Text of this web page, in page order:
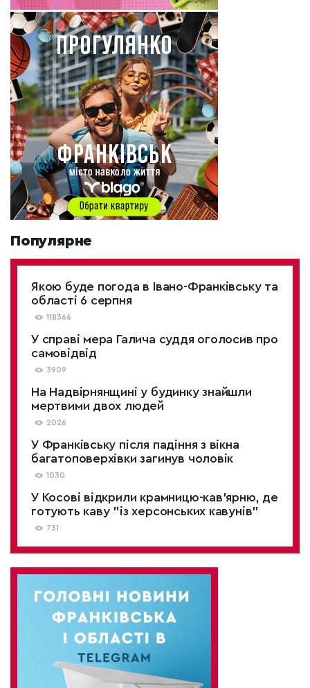
Популярне
Якою буде погода в Івано-Франківську та
області 6 серпня
118366
У справі мера Галича суддя оголосив про
самовідвід
3909
На Надвірнянщині у будинку знайшли
мертвими двох людей
2026
У Франківську після падіння з вікна
багатоповерхівки загинув чоловік
1030
У Косові відкрили крамницю-кав'ярню, де
готують каву "із херсонських кавунів"
731